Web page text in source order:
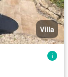
Villa